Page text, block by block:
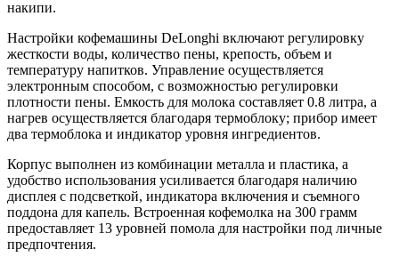
накипи.
Настройки кофемашины DeLonghi включают регулировку
жесткости воды, количество пены, крепость, объем и
температуру напитков. Управление осуществляется
электронным способом, с возможностью регулировки
плотности пены. Емкость для молока составляет 0.8 литра, а
нагрев осуществляется благодаря термоблоку; прибор имеет
два термоблока и индикатор уровня ингредиентов.
Корпус выполнен из комбинации металла и пластика, а
удобство использования усиливается благодаря наличию
дисплея с подсветкой, индикатора включения и съемного
поддона для капель. Встроенная кофемолка на 300 грамм
предоставляет 13 уровней помола для настройки под личные
предпочтения.